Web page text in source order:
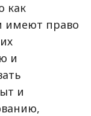
как
имеют право
и
и